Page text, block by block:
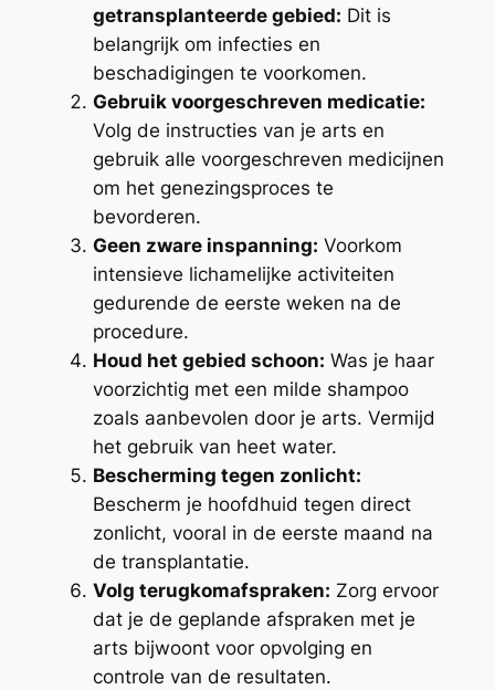
getransplanteerde gebied: Dit is
belangrijk om infecties en
beschadigingen te voorkomen.
Gebruik voorgeschreven medicatie:
Volg de instructies van je arts en
gebruik alle voorgeschreven medicijnen
om het genezingsproces te
bevorderen.
Geen zware inspanning: Voorkom
intensieve lichamelijke activiteiten
gedurende de eerste weken na de
procedure.
Houd het gebied schoon: Was je haar
voorzichtig met een milde shampoo
zoals aanbevolen door je arts. Vermijd
het gebruik van heet water.
Bescherming tegen zonlicht:
Bescherm je hoofdhuid tegen direct
zonlicht, vooral in de eerste maand na
de transplantatie.
Volg terugkomafspraken: Zorg ervoor
dat je de geplande afspraken met je
arts bijwoont voor opvolging en
controle van de resultaten.